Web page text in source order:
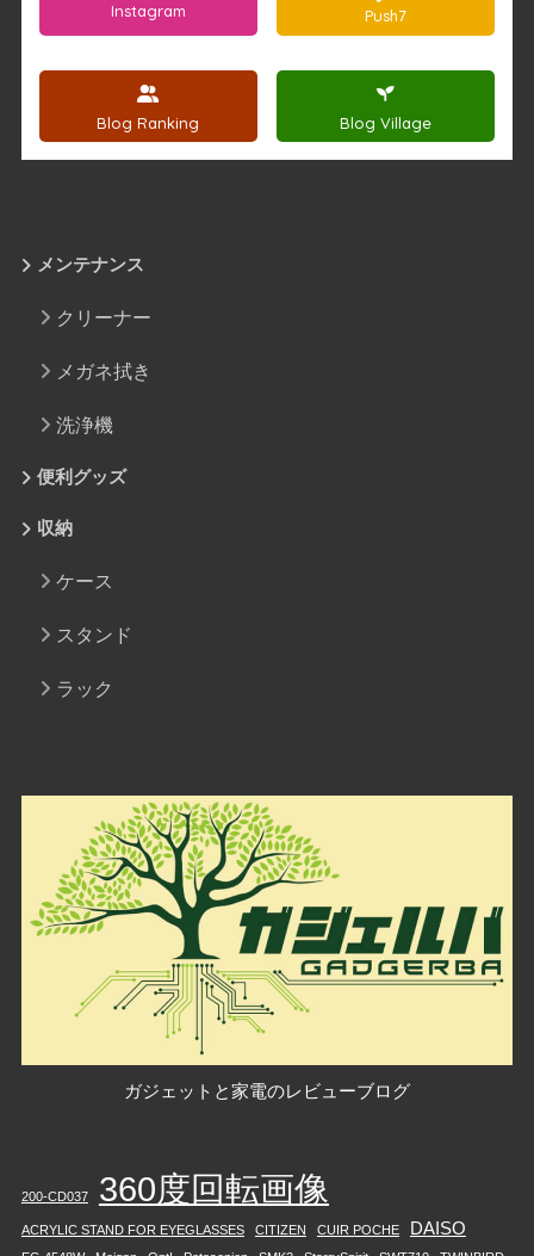
Instagram Push7
Blog Ranking Blog Village
メンテナンス
クリーナー
メガネ拭き
洗浄機
便利グッズ
収納
ケース
スタンド
ラック
ガジェットと家電のレビューブログ
200-CD037 360度回転画像
ACRYLIC STAND FOR EYEGLASSES CITIZEN CUIR POCHE DAISO